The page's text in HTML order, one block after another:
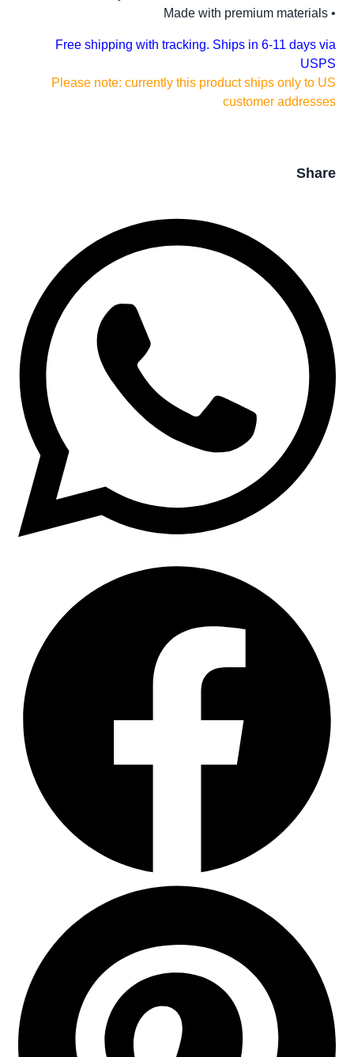
• Made with premium materials
Free shipping with tracking. Ships in 6-11 days via
USPS
Please note: currently this product ships only to US
customer addresses
Share